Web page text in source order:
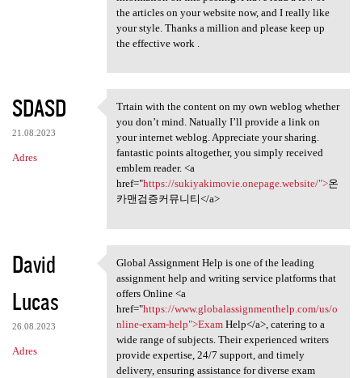
the articles on your website now, and I really like
your style. Thanks a million and please keep up
the effective work .
SDASD
21.08.2023
Adres
Trtain with the content on my
Trtain with the content on my own weblog whether
you don’t mind. Natually I’ll provide a link on
your internet weblog. Appreciate your sharing.
fantastic points altogether, you simply received
emblem reader. <a
href="https://sukiyakimovie.onepage.website/">온
카맨검증커뮤니티</a>
David
Lucas
26.08.2023
Adres
Global Assignment Help is one
Global Assignment Help is one of the leading
assignment help and writing service platforms that
offers Online <a
href="https://www.globalassignmenthelp.com/us/o
nline-exam-help">ExamHelp</a>, catering to a
wide range of subjects. Their experienced writers
provide expertise, 24/7 support, and timely
delivery, ensuring assistance for diverse exam